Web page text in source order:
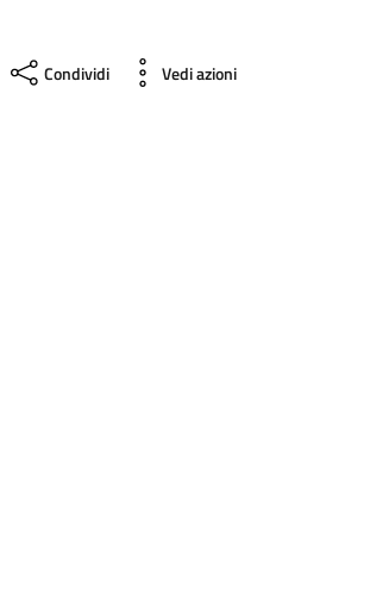
Condividi Vedi azioni